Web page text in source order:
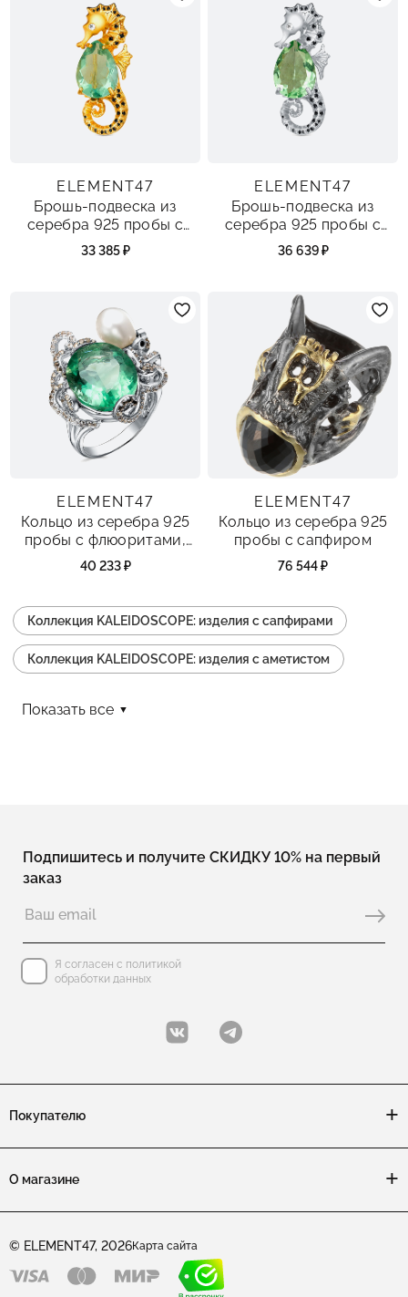
ELEMENT47
Брошь-подвеска из
серебра 925 пробы с
флюоритами, топазами и
шпинелью
33 385 ₽
ELEMENT47
Брошь-подвеска из
серебра 925 пробы с
флюоритами, топазами и
шпинелью
36 639 ₽
ELEMENT47
Кольцо из серебра 925
пробы с флюоритами,
топазами, шпинелью и
жемчугами
40 233 ₽
ELEMENT47
Кольцо из серебра 925
пробы с сапфиром
76 544 ₽
Коллекция KALEIDOSCOPE: изделия с сапфирами
Коллекция KALEIDOSCOPE: изделия с аметистом
Коллекция KALEIDOSCOPE: изделия серьги
Коллекция KALEIDOSCOPE: изделия с итальянским замком
Коллекция KALEIDOSCOPE: изделия с опалом
Коллекция KALEIDOSCOPE: изделия с турмалином
Коллекция KALEIDOSCOPE: изделия с рубинами
Показать все
Подпишитесь и получите СКИДКУ 10% на первый
заказ
Я согласен с политикой
обработки данных
Покупателю
О магазине
© ELEMENT47, 2026Карта сайта